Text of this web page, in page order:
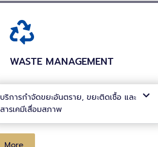
WASTE MANAGEMENT
HOSPITAL
บริการกำจัดขยะอันตราย, ขยะติดเชื้อ และ
สารเคมีเสื่อมสภาพ